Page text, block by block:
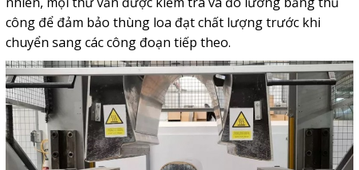
công để đảm bảo thùng loa đạt chất lượng trước khi
chuyển sang các công đoạn tiếp theo.